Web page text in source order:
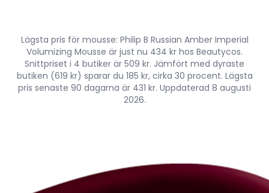
Lägsta pris för mousse: Philip B Russian Amber Imperial
Volumizing Mousse är just nu 434 kr hos Beautycos.
Snittpriset i 4 butiker är 509 kr. Jämfört med dyraste
butiken (619 kr) sparar du 185 kr, cirka 30 procent. Lägsta
pris senaste 90 dagarna är 431 kr. Uppdaterad 8 augusti
2026.